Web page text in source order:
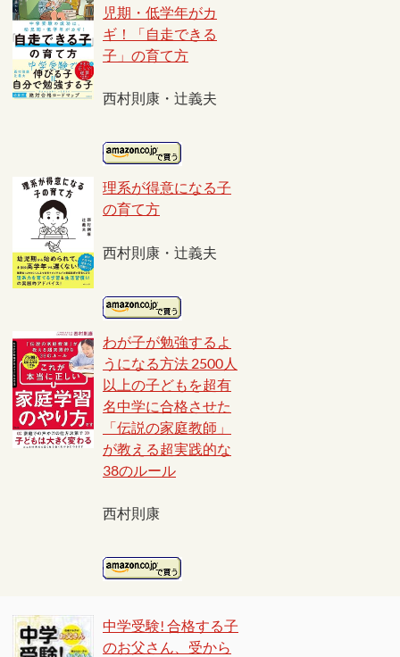
児期・低学年がカ
ギ！「自走できる
子」の育て方
西村則康・辻義夫
理系が得意になる子
の育て方
西村則康・辻義夫
わが子が勉強するよ
うになる方法 2500人
以上の子どもを超有
名中学に合格させた
「伝説の家庭教師」
が教える超実践的な
38のルール
西村則康
中学受験! 合格する子
のお父さん、受から